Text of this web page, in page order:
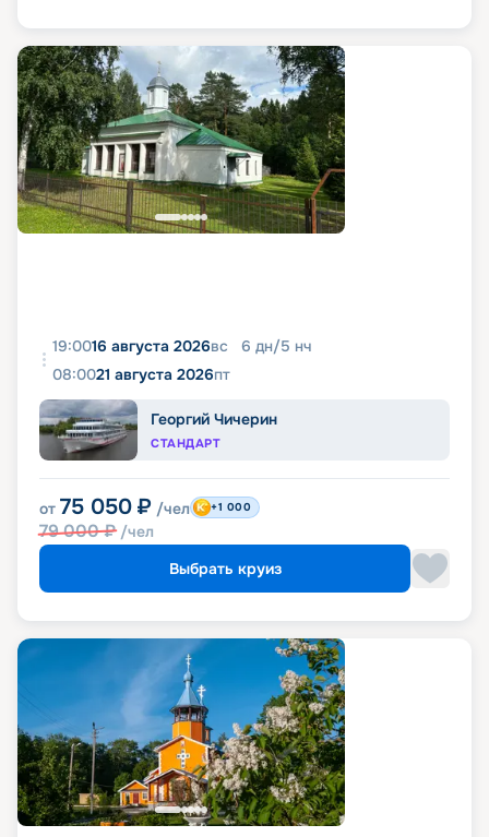
19:0016 августа 2026вс 6 дн/5 нч
08:0021 августа 2026пт
Георгий Чичерин
СТАНДАРТ
от 75 050 ₽ /чел
79 000₽ /чел
+1 000
Выбрать круиз